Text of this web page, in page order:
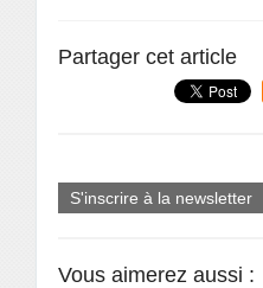
Partager cet article
S'inscrire à la newsletter
Vous aimerez aussi :